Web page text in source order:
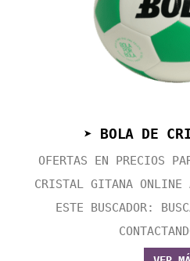
➤ BOLA DE
OFERTAS EN PRECIOS
CRISTAL GITANA ONLINE
ESTE BUSCADOR: